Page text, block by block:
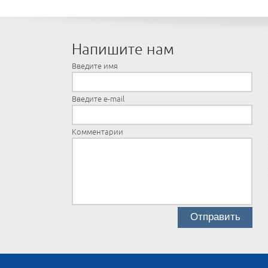
Напишите нам
Введите имя
Введите e-mail
Комментарии